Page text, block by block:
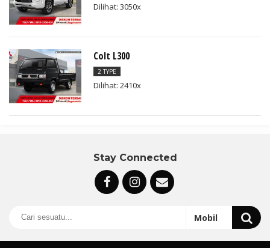
Dilihat: 3050x
Colt L300
2 TYPE
Dilihat: 2410x
Stay Connected